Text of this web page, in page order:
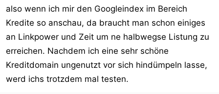
also wenn ich mir den Googleindex im Bereich
Kredite so anschau, da braucht man schon einiges
an Linkpower und Zeit um ne halbwegse Listung zu
erreichen. Nachdem ich eine sehr schöne
Kreditdomain ungenutzt vor sich hindümpeln lasse,
werd ichs trotzdem mal testen.